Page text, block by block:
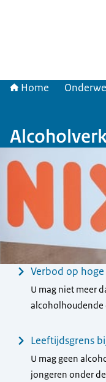
Home
MenuVerbod op
U mag niet meer
alcoholhoudende
Leeftijdsgrens
U mag geen
jongeren onder